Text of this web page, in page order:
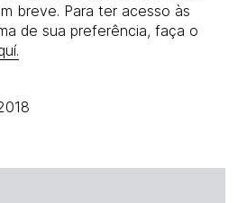
breve. Para ter acesso às
de sua preferência, faça o